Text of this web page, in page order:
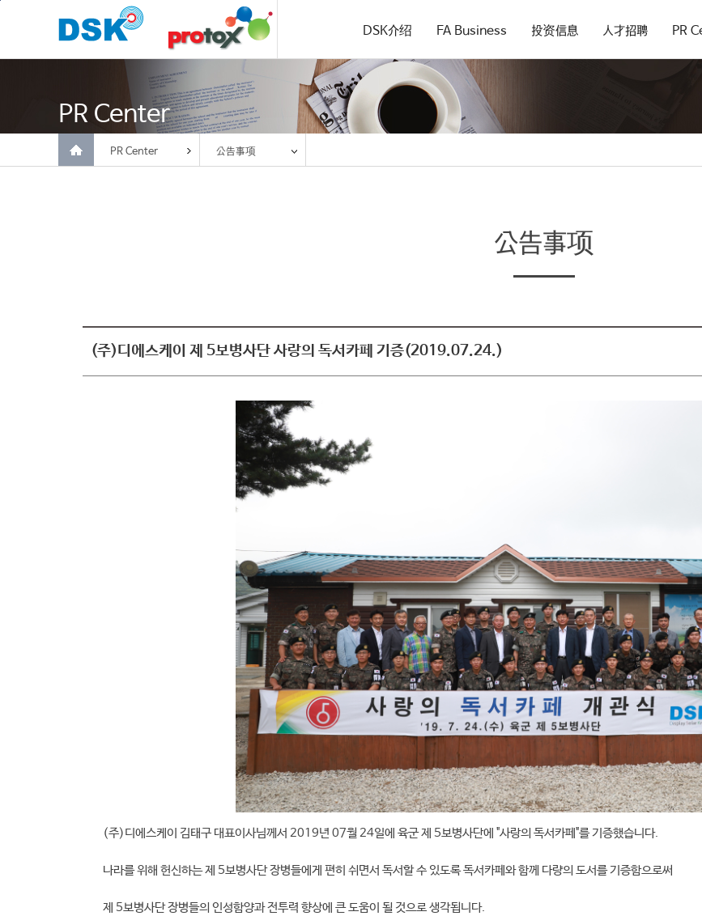
DSK介绍 FA Business 投资信息 人才招聘 PR
PR Center
PR Center 公告事项
公告事项
(주)디에스케이 제 5보병사단 사랑의 독서카페 기증(2019.07.24.)
(주)디에스케이 김태구 대표이사님께서 2019년 07월 24일에 육군 제 5보병사단에 "사랑의 독서카페"를 기증했습니다.
나라를 위해 헌신하는 제 5보병사단 장병들에게 편히 쉬면서 독서할 수 있도록 독서카페와 함께 다량의 도서를 기증함으로써
제 5보병사단 장병들의 인성함양과 전투력 향상에 큰 도움이 될 것으로 생각됩니다.